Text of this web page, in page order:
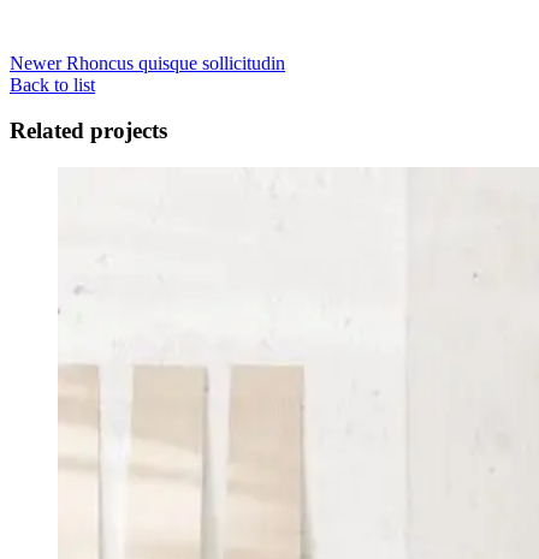
Newer Rhoncus quisque sollicitudin
Back to list
Related projects